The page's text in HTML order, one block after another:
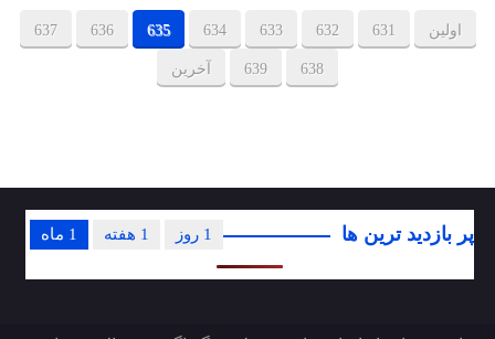
اولین 631
632
633
634
635
636
637
638
639 آخرین
پر بازدید ترین ها 1 ماه 1 هفته 1 روز